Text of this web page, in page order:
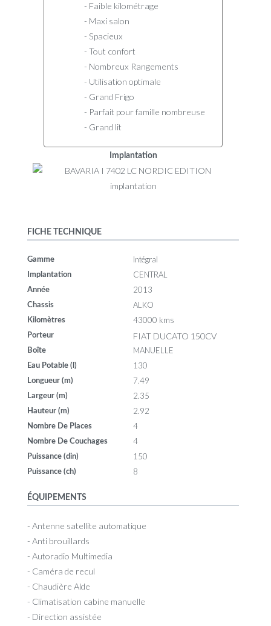
- Faible kilométrage
- Maxi salon
- Spacieux
- Tout confort
- Nombreux Rangements
- Utilisation optimale
- Grand Frigo
- Parfait pour famille nombreuse
- Grand lit
Implantation
FICHE TECHNIQUE
Gamme Intégral
Implantation CENTRAL
Année 2013
Chassis ALKO
Kilomètres 43000 kms
Porteur FIAT DUCATO 150CV
Boîte MANUELLE
Eau Potable (l) 130
Longueur (m) 7.49
Largeur (m) 2.35
Hauteur (m) 2.92
Nombre De Places 4
Nombre De Couchages 4
Puissance (din) 150
Puissance (ch) 8
ÉQUIPEMENTS
- Antenne satellite automatique
- Anti brouillards
- Autoradio Multimedia
- Caméra de recul
- Chaudière Alde
- Climatisation cabine manuelle
- Direction assistée